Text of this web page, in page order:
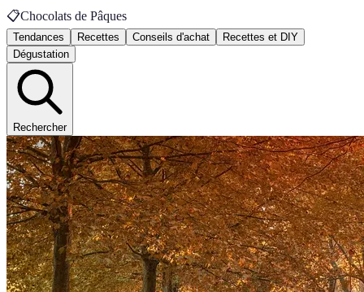
📋Chocolats de Pâques
Tendances Recettes Conseils d'achat
Recettes et DIY
Dégustation
Rechercher